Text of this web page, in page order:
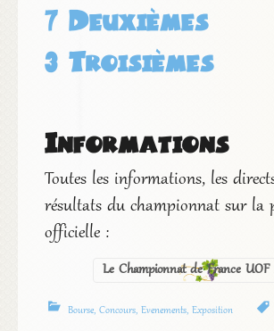
7 Deuxièmes
3 Troisièmes
Informations
Toutes les informations, les
résultats du championnat sur la
officielle :
Le Championnat de France UOF
Bourse, Concours, Evenements, Exposition